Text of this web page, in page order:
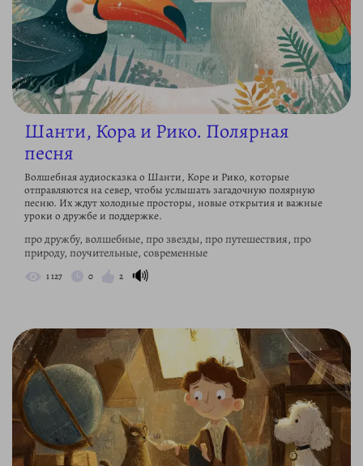
Шанти, Кора и Рико. Полярная
песня
Волшебная аудиосказка о Шанти, Коре и Рико, которые
отправляются на север, чтобы услышать загадочную полярную
песню. Их ждут холодные просторы, новые открытия и важные
уроки о дружбе и поддержке.
про дружбу, волшебные, про звезды, про путешествия, про
природу, поучительные, современные
1 127 0 2 🔊